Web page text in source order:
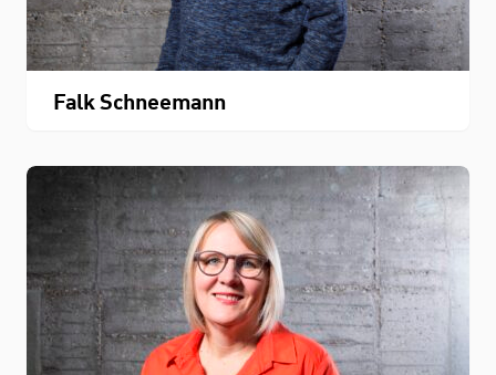
Falk Schneemann